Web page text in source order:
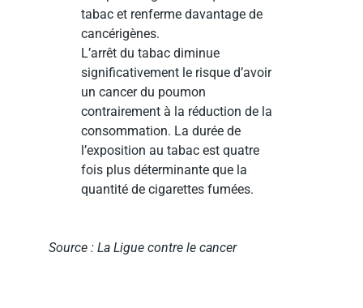
tabac et renferme davantage de
cancérigènes.
L’arrêt du tabac diminue
significativement le risque d’avoir
un cancer du poumon
contrairement à la réduction de la
consommation. La durée de
l’exposition au tabac est quatre
fois plus déterminante que la
quantité de cigarettes fumées.
Source : La Ligue contre le cancer